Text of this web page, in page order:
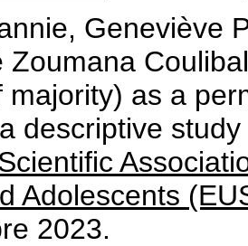
Geneviève
Zoumana
majority) as a
descriptive
Adolescents
2023.